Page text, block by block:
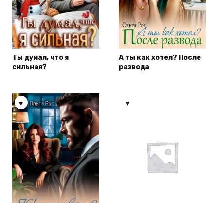
Ты думал, что я
сильная?
А ты как хотел? После
развода